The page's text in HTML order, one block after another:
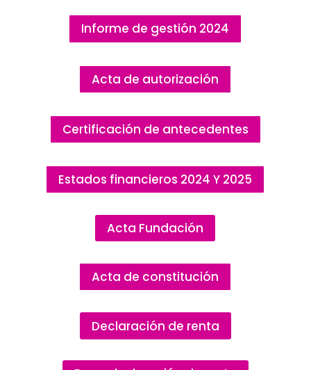
Informe de gestión 2024
Acta de autorización
Certificación de antecedentes
Estados financieros 2024 Y 2025
Acta Fundación
Acta de constitución
Declaración de renta